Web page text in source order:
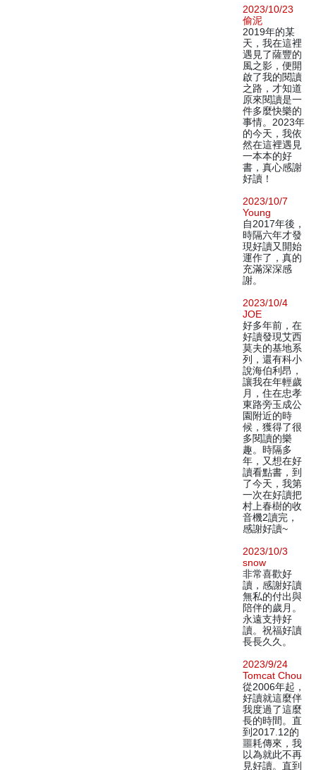
2023/10/23
偷泥
2019年的某
天，我在這裡
遇見了薩豐的
風之影，便開
啟了我的閱讀
之路，才知道
原來閱讀是一
件多麼快樂的
事情。2023年
的今天，我依
然在這裡遇見
一本本的好
書，真心感謝
好讀！
2023/10/7
Young
自2017年後，
時隔六年才發
現好讀又開始
運作了，真的
充滿深深感
謝。
2023/10/4
JOE
好多年前，在
好讀發現艾西
莫夫的基地系
列，還有科小
說海伯利昂，
讓我在年輕歲
月，住在忠孝
東路旁玉成公
園附近的時
候，獲得了很
多閱讀的樂
趣。時隔多
年，又想在好
讀看點書，到
了今天，我第
一次在好讀把
村上春樹的收
音機2讀完，
感謝好讀~
2023/10/3
snow
非常喜歡好
讀，感謝好讀
無私的付出與
陪伴的歲月。
永遠支持好
讀。祝福好讀
長長久久。
2023/9/24
Tomcat Chou
從2006年起，
好讀就這麼伴
我度過了這麼
長的時間。直
到2017.12的
噩耗傳來，我
以為就此不再
見好讀。直到